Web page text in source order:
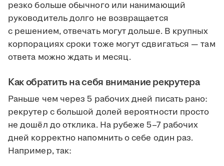
резко больше обычного или нанимающий
руководитель долго не возвращается
с решением, отвечать могут дольше. В крупных
корпорациях сроки тоже могут сдвигаться — там
ответа можно ждать и месяц.
Как обратить на себя внимание рекрутера
Раньше чем через 5 рабочих дней писать рано:
рекрутер с большой долей вероятности просто
не дошёл до отклика. На рубеже 5–7 рабочих
дней корректно напомнить о себе один раз.
Например, так: